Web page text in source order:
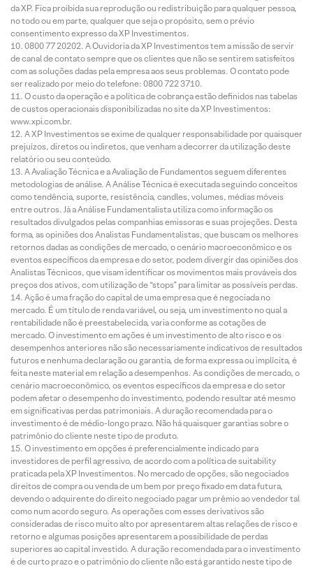
da XP. Fica proibida sua reprodução ou redistribuição para qualquer pessoa,
no todo ou em parte, qualquer que seja o propósito, sem o prévio
consentimento expresso da XP Investimentos.
0800 77 20202. A Ouvidoria da XP Investimentos tem a missão de servir
de canal de contato sempre que os clientes que não se sentirem satisfeitos
com as soluções dadas pela empresa aos seus problemas. O contato pode
ser realizado por meio do telefone: 0800 722 3710.
O custo da operação e a política de cobrança estão definidos nas tabelas
de custos operacionais disponibilizadas no site da XP Investimentos:
www.xpi.com.br.
A XP Investimentos se exime de qualquer responsabilidade por quaisquer
prejuízos, diretos ou indiretos, que venham a decorrer da utilização deste
relatório ou seu conteúdo.
A Avaliação Técnica e a Avaliação de Fundamentos seguem diferentes
metodologias de análise. A Análise Técnica é executada seguindo conceitos
como tendência, suporte, resistência, candles, volumes, médias móveis
entre outros. Já a Análise Fundamentalista utiliza como informação os
resultados divulgados pelas companhias emissoras e suas projeções. Desta
forma, as opiniões dos Analistas Fundamentalistas, que buscam os melhores
retornos dadas as condições de mercado, o cenário macroeconômico e os
eventos específicos da empresa e do setor, podem divergir das opiniões dos
Analistas Técnicos, que visam identificar os movimentos mais prováveis dos
preços dos ativos, com utilização de “stops” para limitar as possíveis perdas.
Ação é uma fração do capital de uma empresa que é negociada no
mercado. É um título de renda variável, ou seja, um investimento no qual a
rentabilidade não é preestabelecida, varia conforme as cotações de
mercado. O investimento em ações é um investimento de alto risco e os
desempenhos anteriores não são necessariamente indicativos de resultados
futuros e nenhuma declaração ou garantia, de forma expressa ou implícita, é
feita neste material em relação a desempenhos. As condições de mercado, o
cenário macroeconômico, os eventos específicos da empresa e do setor
podem afetar o desempenho do investimento, podendo resultar até mesmo
em significativas perdas patrimoniais. A duração recomendada para o
investimento é de médio-longo prazo. Não há quaisquer garantias sobre o
patrimônio do cliente neste tipo de produto.
O investimento em opções é preferencialmente indicado para
investidores de perfil agressivo, de acordo com a política de suitability
praticada pela XP Investimentos. No mercado de opções, são negociados
direitos de compra ou venda de um bem por preço fixado em data futura,
devendo o adquirente do direito negociado pagar um prêmio ao vendedor tal
como num acordo seguro. As operações com esses derivativos são
consideradas de risco muito alto por apresentarem altas relações de risco e
retorno e algumas posições apresentarem a possibilidade de perdas
superiores ao capital investido. A duração recomendada para o investimento
é de curto prazo e o patrimônio do cliente não está garantido neste tipo de